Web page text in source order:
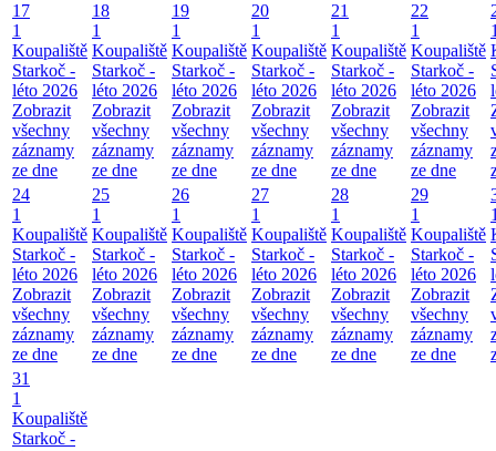
17
1
Koupaliště
Starkoč -
léto 2026
Zobrazit
všechny
záznamy
ze dne
18
1
Koupaliště
Starkoč -
léto 2026
Zobrazit
všechny
záznamy
ze dne
19
1
Koupaliště
Starkoč -
léto 2026
Zobrazit
všechny
záznamy
ze dne
20
1
Koupaliště
Starkoč -
léto 2026
Zobrazit
všechny
záznamy
ze dne
21
1
Koupaliště
Starkoč -
léto 2026
Zobrazit
všechny
záznamy
ze dne
22
1
Koupaliště
Starkoč -
léto 2026
Zobrazit
všechny
záznamy
ze dne
24
1
Koupaliště
Starkoč -
léto 2026
Zobrazit
všechny
záznamy
ze dne
25
1
Koupaliště
Starkoč -
léto 2026
Zobrazit
všechny
záznamy
ze dne
26
1
Koupaliště
Starkoč -
léto 2026
Zobrazit
všechny
záznamy
ze dne
27
1
Koupaliště
Starkoč -
léto 2026
Zobrazit
všechny
záznamy
ze dne
28
1
Koupaliště
Starkoč -
léto 2026
Zobrazit
všechny
záznamy
ze dne
29
1
Koupaliště
Starkoč -
léto 2026
Zobrazit
všechny
záznamy
ze dne
31
1
Koupaliště
Starkoč -